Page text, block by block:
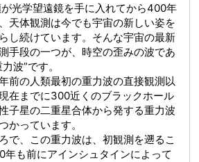
が光学望遠鏡を手に入れてから400年
天体観測は今でも宇宙の新しい姿を
し続けています。そんな宇宙の最新
手段の一つが、時空の歪みの波であ
波”です。
前の人類最初の重力波の直接観測以
在までに300近くのブラックホール
子星の二重星合体から発する重力波
かっています。
で、この重力波は、初観測を遡るこ
年も前にアインシュタインによって